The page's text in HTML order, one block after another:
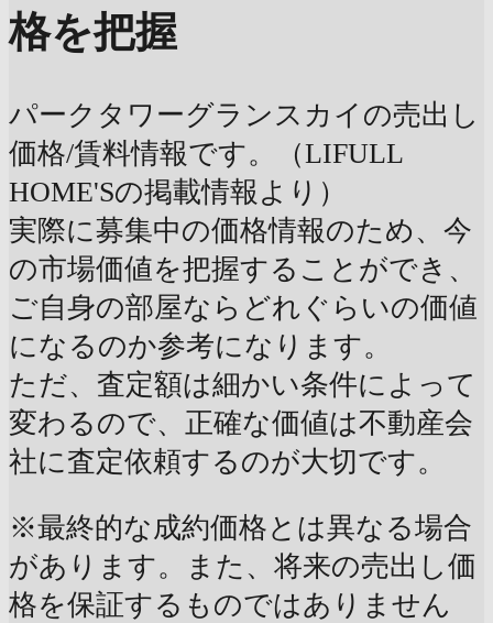
格を把握
パークタワーグランスカイの売出し
価格/賃料情報です。（LIFULL
HOME'Sの掲載情報より）
実際に募集中の価格情報のため、今
の市場価値を把握することができ、
ご自身の部屋ならどれぐらいの価値
になるのか参考になります。
ただ、査定額は細かい条件によって
変わるので、正確な価値は不動産会
社に査定依頼するのが大切です。
※最終的な成約価格とは異なる場合
があります。また、将来の売出し価
格を保証するものではありません